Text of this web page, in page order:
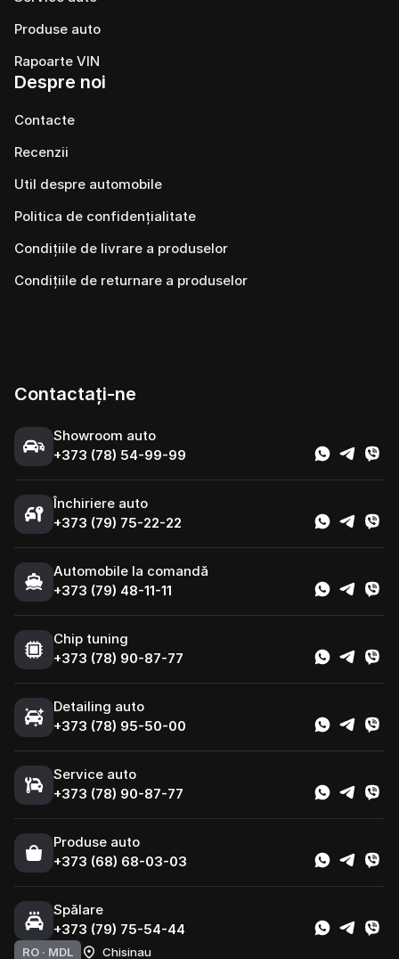
Produse auto
Rapoarte VIN
Despre noi
Contacte
Recenzii
Util despre automobile
Politica de confidențialitate
Condițiile de livrare a produselor
Condițiile de returnare a produselor
Contactați-ne
Showroom auto
+373 (78) 54-99-99
Închiriere auto
+373 (79) 75-22-22
Automobile la comandă
+373 (79) 48-11-11
Chip tuning
+373 (78) 90-87-77
Detailing auto
+373 (78) 95-50-00
Service auto
+373 (78) 90-87-77
Produse auto
+373 (68) 68-03-03
Spălare
+373 (79) 75-54-44
RO · MDL Chisinau